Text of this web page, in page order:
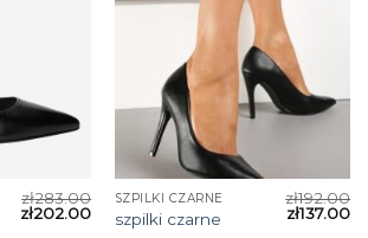
zł283.00
zł202.00
SZPILKI CZARNE
szpilki czarne
zł192.00
zł137.00